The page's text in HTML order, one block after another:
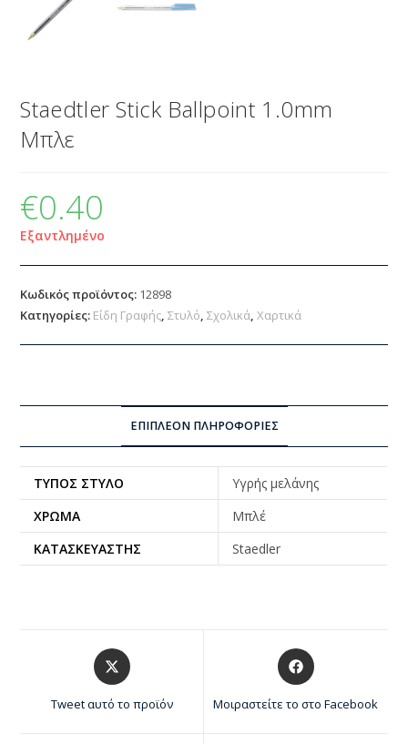
Staedtler Stick Ballpoint 1.0mm
Μπλε
€0.40
Εξαντλημένο
Κωδικός προϊόντος: 12898
Κατηγορίες: Είδη Γραφής,Στυλό,Σχολικά,Χαρτικά
ΕΠΙΠΛΈΟΝ ΠΛΗΡΟΦΟΡΊΕΣ
ΤΎΠΟΣ ΣΤΥΛΌ
Υγρής μελάνης
ΧΡΏΜΑ
Μπλέ
ΚΑΤΑΣΚΕΥΑΣΤΉΣ
Staedler
Tweet αυτό το προϊόν Μοιραστείτε το στο Facebook